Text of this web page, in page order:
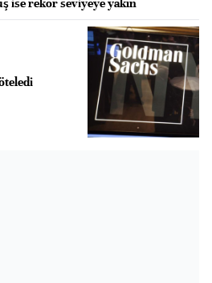
ise rekor seviyeye yakın